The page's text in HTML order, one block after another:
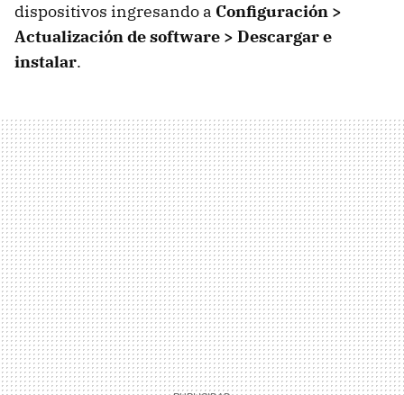
dispositivos ingresando a Configuración >
Actualización de software > Descargar e
instalar.